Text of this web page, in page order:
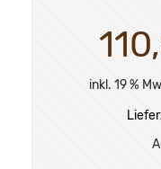
inkl. 19 %